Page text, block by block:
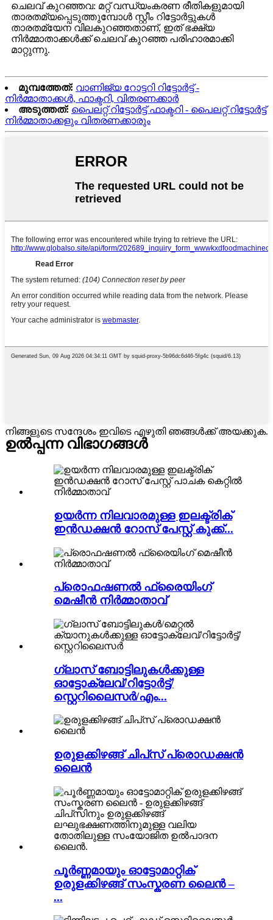
ചെലവ് കുറഞ്ഞവ: മറ്റ് വന്ധ്യംകരണ രീതികളുമായി
താരതമ്യപ്പെടുത്തുമ്പോൾ സ്റ്റീം റിട്ടോർട്ടുകൾ
താരതമ്യേന വിലകുറഞ്ഞതാണ്, ഇത് ഭക്ഷ്യ
നിർമ്മാതാക്കൾക്ക് ചെലവ് കുറഞ്ഞ പരിഹാരമാക്കി
മാറ്റുന്നു.
മുമ്പത്തേത്: വാണിജ്യ റോട്ടറി റിട്ടോർട്ട് -
നിർമ്മാതാക്കൾ, ഫാക്ടറി, വിതരണക്കാർ
അടുത്തത്: പൈലറ്റ് റിട്ടോർട്ട് ഫാക്ടറി - പൈലറ്റ് റിട്ടോർട്ട്
നിർമ്മാതാക്കളും വിതരണക്കാരും
നിങ്ങളുടെ സന്ദേശം ഇവിടെ എഴുതി ഞങ്ങൾക്ക് അയക്കുക.
ഉൽപ്പന്ന വിഭാഗങ്ങൾ
ഉയർന്ന നിലവാരമുള്ള ഇലക്ട്രിക്
ഇൻഡക്ഷൻ റോസ് പേസ്റ്റ് കുക്ക്...
പ്രൊഫഷണൽ ഫ്രൈയിംഗ്
മെഷീൻ നിർമ്മാതാവ്
ഗ്ലാസ് ബോട്ടിലുകൾക്കുള്ള
ഓട്ടോക്ലേവ്/റിട്ടോർട്ട്/
സ്റ്റെറിലൈസർ/എം...
ഉരുളക്കിഴങ്ങ് ചിപ്‌സ് പ്രൊഡക്ഷൻ
ലൈൻ
പൂർണ്ണമായും ഓട്ടോമാറ്റിക്
ഉരുളക്കിഴങ്ങ് സംസ്കരണ ലൈൻ –
...